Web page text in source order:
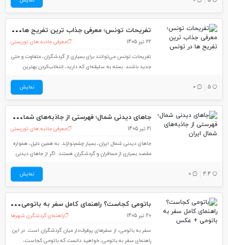
تفر
یحات تونس؛ معرفی جذاب ترین تفریح ها در تونس
22 تیر 1405
معرفی جاذبه های توریستی
تفریحات تونس می‌توانند برای بسیاری از گردشگران، متفاوت و حتی
جدید باشند. بسته به سلیقه‌ای که دارید، انتخاب‌کردن بهترین
سفرتان را لذت‌بخش‌تر کند. در این مطلب از لست‌سکند، سعی
5
0 نمایش
جاه
ای دیدنی شمال؛ فهرستی از جاذبه‌‌های شمال ایران
21 تیر 1405
معرفی جاذبه های توریستی
جاهای دیدنی شمال ایران، بسیار چشم‌نوازند. به همین دلیل، همواره
مقصد بسیاری از مسافران و گردشگران هستند. اگر از جاهای دیدنی
حیرت‌انگیزی خواهید بود که دیدنشان رؤیایی است. در این مطلب از
4.4
0 نمایش
بات
ومی کجاست؟ راهنمای کامل سفر به باتومی + عکس
20 تیر 1405
راهنمای گردشگری شهرها
سفر به باتومی، از سفرهای پرطرف‌دار میان گردشگران است. در این
راهنمای سفر به باتومی، خواهید دانست که باتومی کجاست،